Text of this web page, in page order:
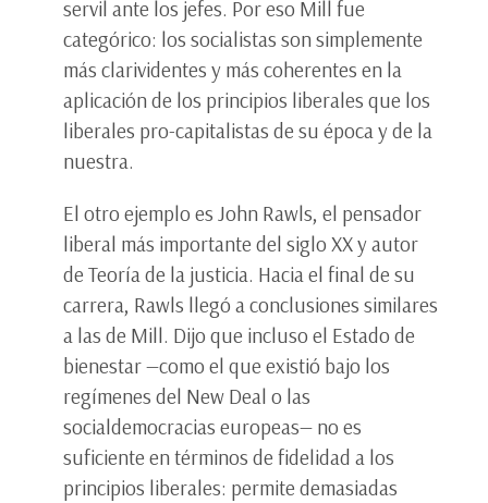
servil ante los jefes. Por eso Mill fue
categórico: los socialistas son simplemente
más clarividentes y más coherentes en la
aplicación de los principios liberales que los
liberales pro-capitalistas de su época y de la
nuestra.
El otro ejemplo es John Rawls, el pensador
liberal más importante del siglo XX y autor
de Teoría de la justicia. Hacia el final de su
carrera, Rawls llegó a conclusiones similares
a las de Mill. Dijo que incluso el Estado de
bienestar —como el que existió bajo los
regímenes del New Deal o las
socialdemocracias europeas— no es
suficiente en términos de fidelidad a los
principios liberales: permite demasiadas